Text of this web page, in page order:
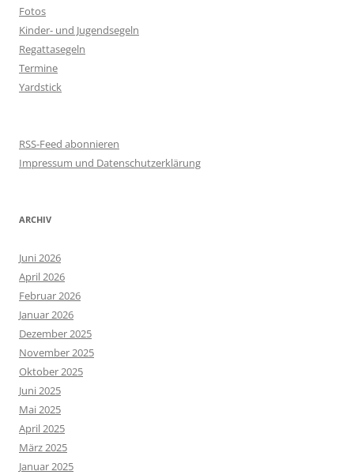
Fotos
Kinder- und Jugendsegeln
Regattasegeln
Termine
Yardstick
RSS-Feed abonnieren
Impressum und Datenschutzerklärung
ARCHIV
Juni 2026
April 2026
Februar 2026
Januar 2026
Dezember 2025
November 2025
Oktober 2025
Juni 2025
Mai 2025
April 2025
März 2025
Januar 2025